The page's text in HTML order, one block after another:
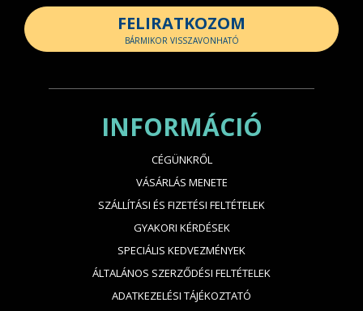
FELIRATKOZOM
BÁRMIKOR VISSZAVONHATÓ
INFORMÁCIÓ
CÉGÜNKRŐL
VÁSÁRLÁS MENETE
SZÁLLÍTÁSI ÉS FIZETÉSI FELTÉTELEK
GYAKORI KÉRDÉSEK
SPECIÁLIS KEDVEZMÉNYEK
ÁLTALÁNOS SZERZŐDÉSI FELTÉTELEK
ADATKEZELÉSI TÁJÉKOZTATÓ